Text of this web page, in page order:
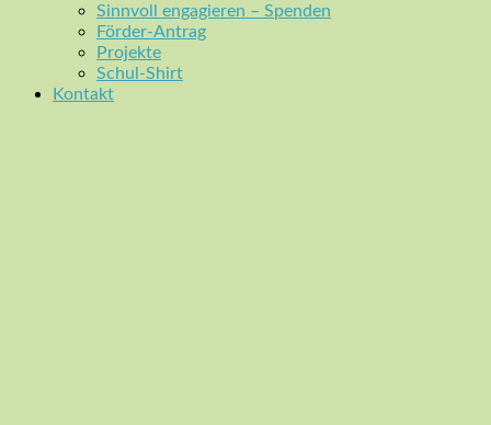
Sinnvoll engagieren – Spenden
Förder-Antrag
Projekte
Schul-Shirt
Kontakt